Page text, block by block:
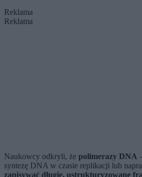
Reklama
Reklama
Naukowcy odkryli, że polimerazy DNA
syntezę DNA w czasie replikacji lub
zapisywać długie, ustrukturyzowane